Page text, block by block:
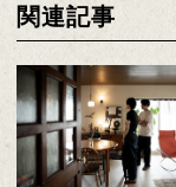
関連記事